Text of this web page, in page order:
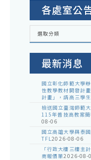
各處室公
各
室
選取分類
最新消息
國立彰化師範大學
性教學教材開發計
計畫」，請高三學
檢送國立臺灣師範
115年普技高教案
08-06
國立高雄大學與泰
TFL2026-08-06
「行政大樓三樓主
商報價單2026-08-